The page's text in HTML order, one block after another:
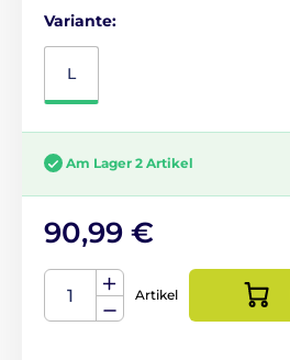
Variante:
L
Am Lager 2 Artikel
90,99 €
Artikel